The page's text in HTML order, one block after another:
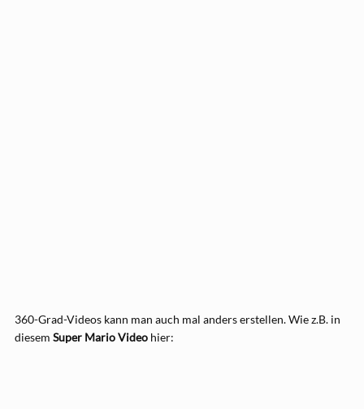
360-Grad-Videos kann man auch mal anders erstellen. Wie z.B. in
diesem Super Mario Video hier: